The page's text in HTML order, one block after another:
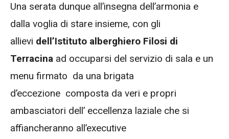
Una serata dunque all’insegna dell’armonia e
dalla voglia di stare insieme, con gli
allievi dell’Istituto alberghiero Filosi di
Terracina ad occuparsi del servizio di sala e un
menu firmato da una brigata
d’eccezione composta da veri e propri
ambasciatori dell’ eccellenza laziale che si
affiancheranno all’executive